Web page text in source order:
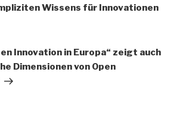
Wissens für Innovationen
Innovation in Europa“ zeigt auch
Dimensionen von Open